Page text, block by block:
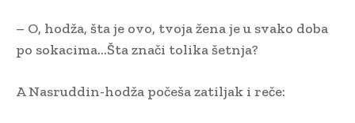
– O, hodža, šta je ovo, tvoja žena je u svako doba
po sokacima…Šta znači tolika šetnja?
A Nasruddin-hodža počeša zatiljak i reče: